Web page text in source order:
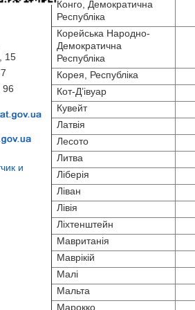
15
96
Конго, Демократична
Республіка
Корейська Народно-
Демократична
Республіка
Корея, Республіка
Кот-Д’івуар
Кувейт
Латвія
Лесото
Литва
Ліберія
Ліван
Лівія
Ліхтенштейн
Мавританія
Маврікій
Малі
Мальта
Марокко
Конго
Конго, Демократична
Республіка
Корейська Народно-
Демократична Республіка
Корея, Республіка
Кот-Д’івуар
Кувейт
Латвія
Лесото
Литва
Ліберія
Ліван
Лівія
Ліхтенштейн
Мавританія
Маврікій
Малі
Мальта
Iталiя
Йорданiя
Казахстан
Камерун
Канада
Кенiя
Китай
Кiпр
Колумбія
Конго
Конго, Демократична
Республіка
Корея, Республiка
Кот-Д'iвуар
Кувейт
Латвія
Литва
Єгипет
Ємен
Зiмбабве
Iзраїль
Iндiя
Iрак
Iран, Iсламська Республiка
Ірландія
Iспанiя
Iталiя
Йорданiя
Казахстан
Камерун
Канада
Кенiя
Китай
Кiпр
Конго